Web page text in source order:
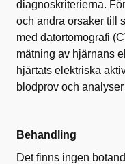
diagnoskriterierna.
och andra orsaker till
med datortomografi
mätning av hjärnans
hjärtats elektriska
blodprov och
Behandling
Det finns ingen